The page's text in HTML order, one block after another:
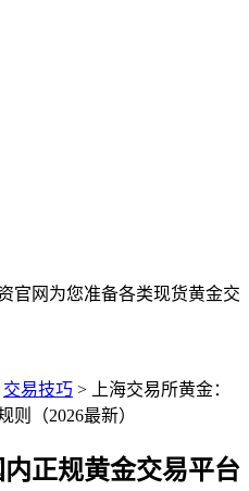
官网为您准备各类现货黄金交
交易技巧 >
上海交易所黄金：
则（2026最新）
正规黄金交易平台